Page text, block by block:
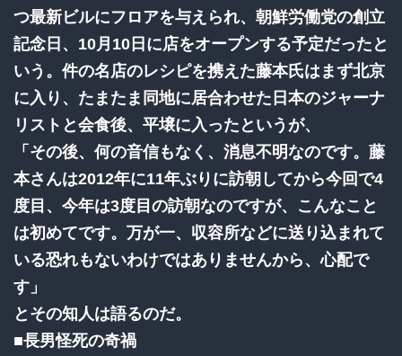
つ最新ビルにフロアを与えられ、朝鮮労働党の創立
記念日、10月10日に店をオープンする予定だったと
いう。件の名店のレシピを携えた藤本氏はまず北京
に入り、たまたま同地に居合わせた日本のジャーナ
リストと会食後、平壌に入ったというが、
「その後、何の音信もなく、消息不明なのです。藤
本さんは2012年に11年ぶりに訪朝してから今回で4
度目、今年は3度目の訪朝なのですが、こんなこと
は初めてです。万が一、収容所などに送り込まれて
いる恐れもないわけではありませんから、心配で
す」
とその知人は語るのだ。
■長男怪死の奇禍